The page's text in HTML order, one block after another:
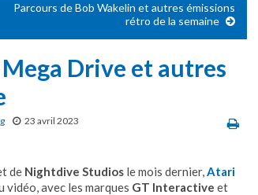
Parcours de Bob Wakelin et autres émissions
rétro de la semaine
Drive et autres
23 avril 2023
de Nightdive Studios le mois dernier,Atari
avec les marques GT Interactive et